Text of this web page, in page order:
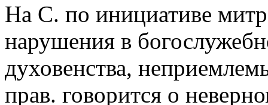
На С. по инициативе
нарушения в
духовенства,
прав. говорится о